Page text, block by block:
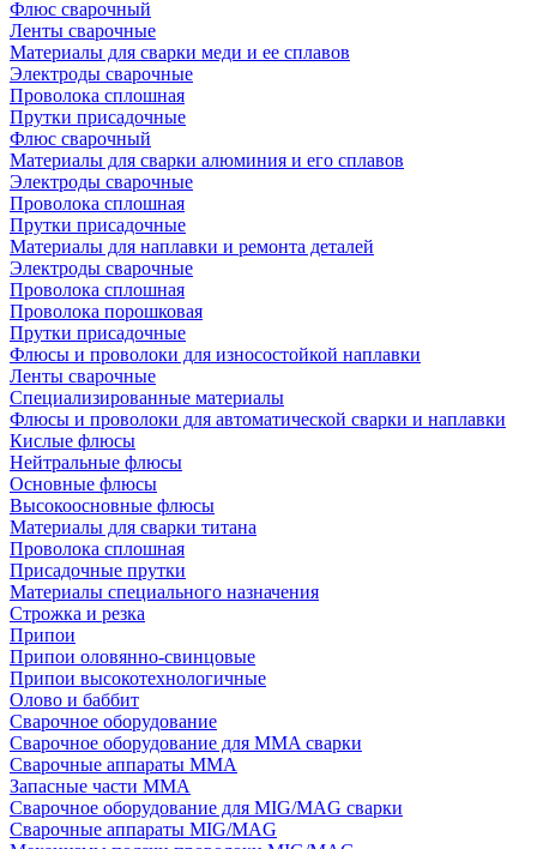
Флюс сварочный
Ленты сварочные
Материалы для сварки меди и ее сплавов
Электроды сварочные
Проволока сплошная
Прутки присадочные
Флюс сварочный
Материалы для сварки алюминия и его сплавов
Электроды сварочные
Проволока сплошная
Прутки присадочные
Материалы для наплавки и ремонта деталей
Электроды сварочные
Проволока сплошная
Проволока порошковая
Прутки присадочные
Флюсы и проволоки для износостойкой наплавки
Ленты сварочные
Специализированные материалы
Флюсы и проволоки для автоматической сварки и наплавки
Кислые флюсы
Нейтральные флюсы
Основные флюсы
Высокоосновные флюсы
Материалы для сварки титана
Проволока сплошная
Присадочные прутки
Материалы специального назначения
Строжка и резка
Припои
Припои оловянно-свинцовые
Припои высокотехнологичные
Олово и баббит
Сварочное оборудование
Сварочное оборудование для MMA сварки
Сварочные аппараты MMA
Запасные части MMA
Сварочное оборудование для MIG/MAG сварки
Сварочные аппараты MIG/MAG